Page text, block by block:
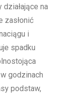
na
zasłonić
i
spadku
godzinach
podstaw,